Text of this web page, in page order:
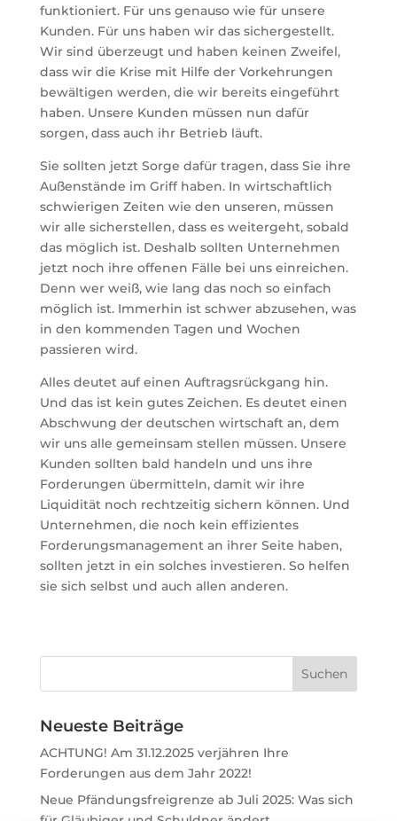
funktioniert. Für uns genauso wie für unsere
Kunden. Für uns haben wir das sichergestellt.
Wir sind überzeugt und haben keinen Zweifel,
dass wir die Krise mit Hilfe der Vorkehrungen
bewältigen werden, die wir bereits eingeführt
haben. Unsere Kunden müssen nun dafür
sorgen, dass auch ihr Betrieb läuft.
Sie sollten jetzt Sorge dafür tragen, dass Sie ihre
Außenstände im Griff haben. In wirtschaftlich
schwierigen Zeiten wie den unseren, müssen
wir alle sicherstellen, dass es weitergeht, sobald
das möglich ist. Deshalb sollten Unternehmen
jetzt noch ihre offenen Fälle bei uns einreichen.
Denn wer weiß, wie lang das noch so einfach
möglich ist. Immerhin ist schwer abzusehen, was
in den kommenden Tagen und Wochen
passieren wird.
Alles deutet auf einen Auftragsrückgang hin.
Und das ist kein gutes Zeichen. Es deutet einen
Abschwung der deutschen wirtschaft an, dem
wir uns alle gemeinsam stellen müssen. Unsere
Kunden sollten bald handeln und uns ihre
Forderungen übermitteln, damit wir ihre
Liquidität noch rechtzeitig sichern können. Und
Unternehmen, die noch kein effizientes
Forderungsmanagement an ihrer Seite haben,
sollten jetzt in ein solches investieren. So helfen
sie sich selbst und auch allen anderen.
Neueste Beiträge
ACHTUNG! Am 31.12.2025 verjähren Ihre
Forderungen aus dem Jahr 2022!
Neue Pfändungsfreigrenze ab Juli 2025: Was sich